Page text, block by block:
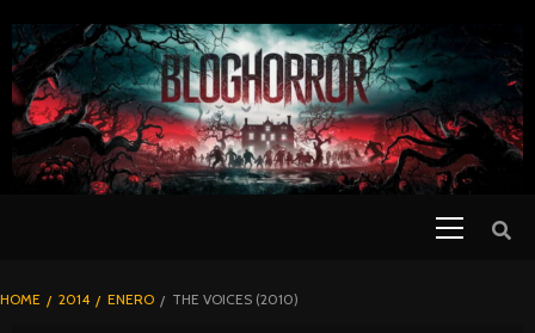
TO
CONTENT
BLOGHORROR
HOME 2014 ENERO THE VOICES (2010)